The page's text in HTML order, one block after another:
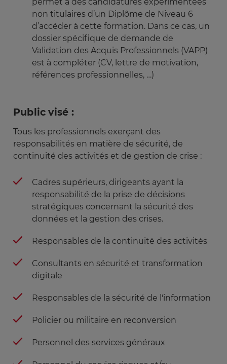
La sécurisation des communications
Etat des lieux dans vos entreprises et besoins
spécifiques
Management de la sécurité en zone hostile
chaînes de valeur Management, SI et SSI
Réalisation d’un jeu de rôles
Jeu de rôles (répartition des participants en
plusieurs groupes)
Présentation des résultats (répartie sur chaque
Synthèse du cas et conclusion
non titulaires d’un Diplôme de Niveau 6
d’accéder à cette formation. Dans ce cas, un
dossier spécifique de demande de
Validation des Acquis Professionnels (VAPP)
est à compléter (CV, lettre de motivation,
références professionnelles, …)
Public visé :
Tous les professionnels exerçant des
responsabilités en matière de sécurité, de
continuité des activités et de gestion de crise :
Cadres supérieurs, dirigeants ayant la
responsabilité de la prise de décisions
stratégiques concernant la sécurité des
données et la gestion des crises.
Responsables de la continuité des activités
Consultants en sécurité et transformation
digitale
Responsables de la sécurité de l'information
Policier ou militaire en reconversion
Personnel des services généraux